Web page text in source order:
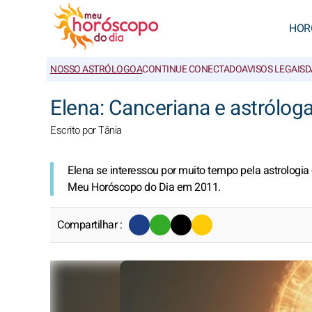
NOSSO ASTRÓLOGOACONTINUE CONECTADOAVISOS LEGAIS
Elena: Canceriana e
Escrito por Tânia
Elena se interessou por muito tempo pela
Meu Horóscopo do Dia em 2011.
Compartilhar :